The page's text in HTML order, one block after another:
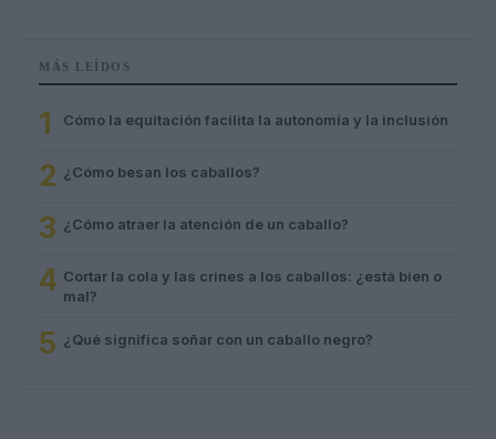
MÁS LEÍDOS
1 Cómo la equitación facilita la autonomía y la inclusión
2 ¿Cómo besan los caballos?
3 ¿Cómo atraer la atención de un caballo?
4 Cortar la cola y las crines a los caballos: ¿está bien o
mal?
5 ¿Qué significa soñar con un caballo negro?